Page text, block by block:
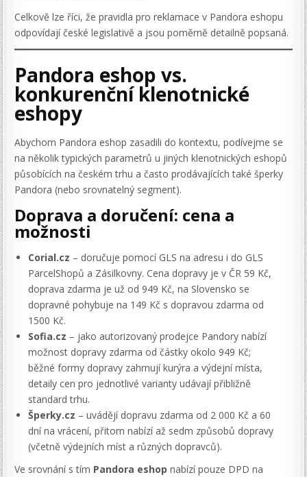
Celkově lze říci, že pravidla pro reklamace v Pandora eshopu
odpovídají české legislativě a jsou poměrně detailně popsaná.
Pandora eshop vs.
konkurenční klenotnické
eshopy
Abychom Pandora eshop zasadili do kontextu, podívejme se
na několik typických parametrů u jiných klenotnických eshopů
působících na českém trhu a často prodávajících také šperky
Pandora (nebo srovnatelný segment).
Doprava a doručení: cena a
možnosti
Corial.cz – doručuje pomocí GLS na adresu i do GLS
ParcelShopů a Zásilkovny. Cena dopravy je v ČR 59 Kč,
doprava zdarma je už od 949 Kč, na Slovensko se
dopravné pohybuje na 149 Kč s dopravou zdarma od
1500 Kč.
Sofia.cz – jako autorizovaný prodejce Pandory nabízí
možnost dopravy zdarma od částky okolo 949 Kč;
běžné formy dopravy zahrnují kurýra a výdejní místa,
detaily cen pro jednotlivé varianty udávají přibližně
standard trhu.
Šperky.cz – uvádějí dopravu zdarma od 2 000 Kč a 60
dní na vrácení, přitom nabízí až sedm způsobů dopravy
(včetně výdejních míst a různých dopravců).
Ve srovnání s tím Pandora eshop nabízí pouze DPD na